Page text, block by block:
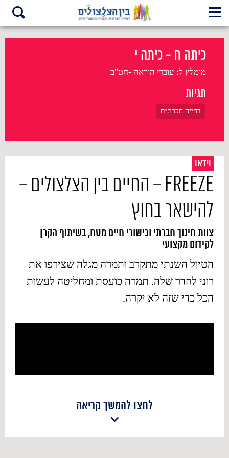
כיתה ח - כיתה י
מומלץ ל: עובדי הוראה -חט"ב
תגיות
דחייה חברתית
וידאו
FREEZE – החיים בין הצלצולים –
להישאר בחוץ
צוות חינוך חברתי וכישורי חיים מטח, בשיתוף הקרן
לקידום מקצועי
הטיול השנתי מתקרב ותמרה מגלה שצירפו את
רוני לחדר שלה. תמרה כועסת ומחליטה לעשות
הכל כדי שזה לא יקרה.
לחצו להמשך קריאה